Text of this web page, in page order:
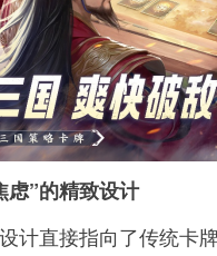
虑”的精致设计
设计直接指向了传统